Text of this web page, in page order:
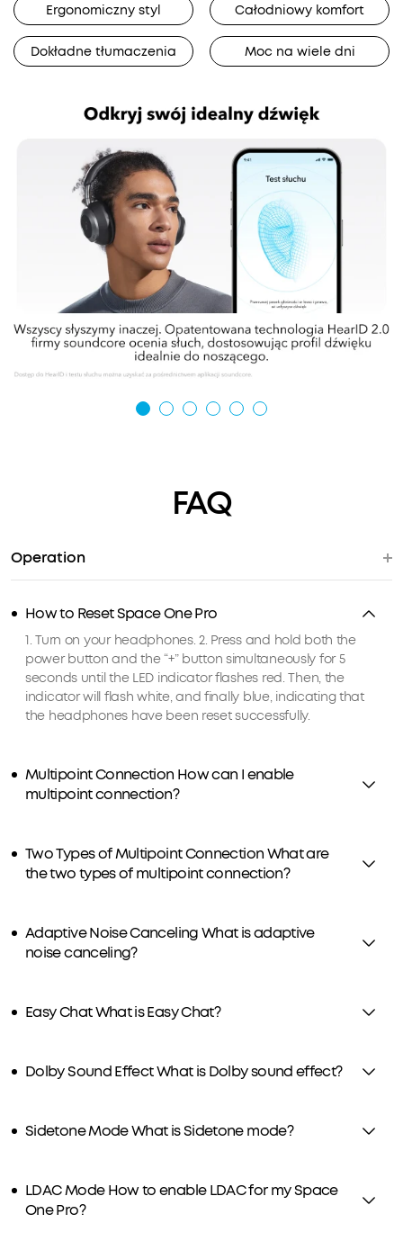
Ergonomiczny styl Całodniowy komfort
Dokładne tłumaczenia Moc na wiele dni
FAQ
Operation
How to Reset Space One Pro
1. Turn on your headphones. 2. Press and hold both the
power button and the “+” button simultaneously for 5
seconds until the LED indicator flashes red. Then, the
indicator will flash white, and finally blue, indicating that
the headphones have been reset successfully.
Multipoint Connection How can I enable
multipoint connection?
Two Types of Multipoint Connection What are
the two types of multipoint connection?
Adaptive Noise Canceling What is adaptive
noise canceling?
Easy Chat What is Easy Chat?
Dolby Sound Effect What is Dolby sound effect?
Sidetone Mode What is Sidetone mode?
LDAC Mode How to enable LDAC for my Space
One Pro?